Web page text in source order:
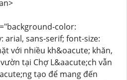
color:
sans-serif; font-size:
với nhiều kh&oacute; khăn,
tại Chợ L&aacute;ch vẫn
tạo để mang đến